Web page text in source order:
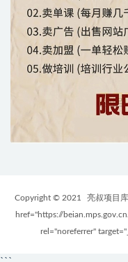
Copyright © 2021 亮叔项目库
href="https://
rel="noreferrer"